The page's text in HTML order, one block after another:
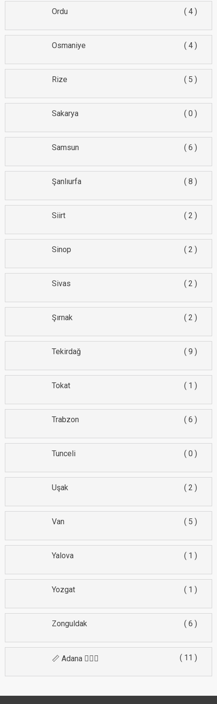
Ordu 4
Osmaniye 4
Rize 5
Sakarya 0
Samsun 6
Şanlıurfa 8
Siirt 2
Sinop 2
Sivas 2
Şırnak 2
Tekirdağ 9
Tokat 1
Trabzon 6
Tunceli 0
Uşak 2
Van 5
Yalova 1
Yozgat 1
Zonguldak 6
📏 Adana 🕵🏻‍♂️ 11